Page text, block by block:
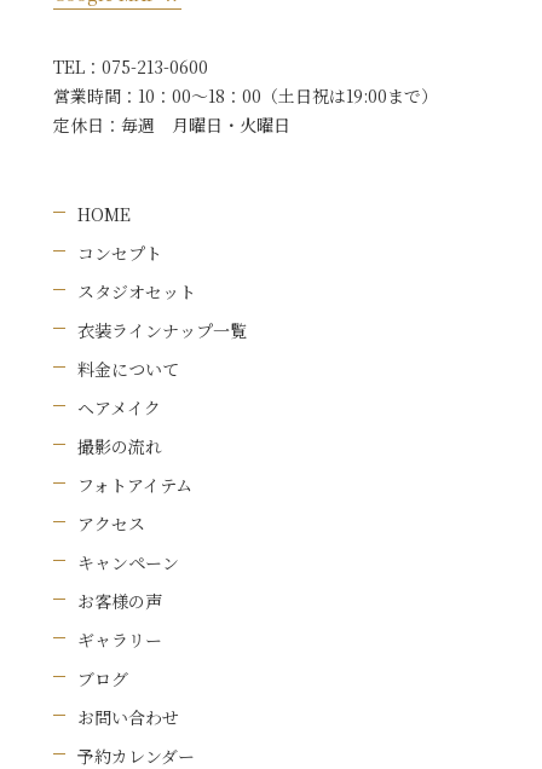
TEL： 075-213-0600
営業時間： 10：00〜18：00（土日祝は19:00まで）
定休日： 毎週 月曜日・火曜日
HOME
コンセプト
スタジオセット
衣装ラインナップ一覧
料金について
ヘアメイク
撮影の流れ
フォトアイテム
アクセス
キャンペーン
お客様の声
ギャラリー
ブログ
お問い合わせ
予約カレンダー